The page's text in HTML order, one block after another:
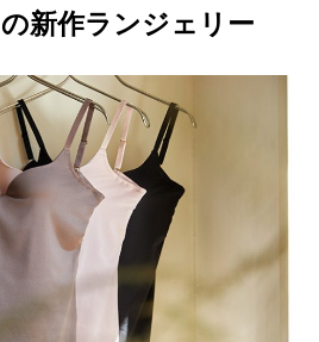
新作ランジェリー